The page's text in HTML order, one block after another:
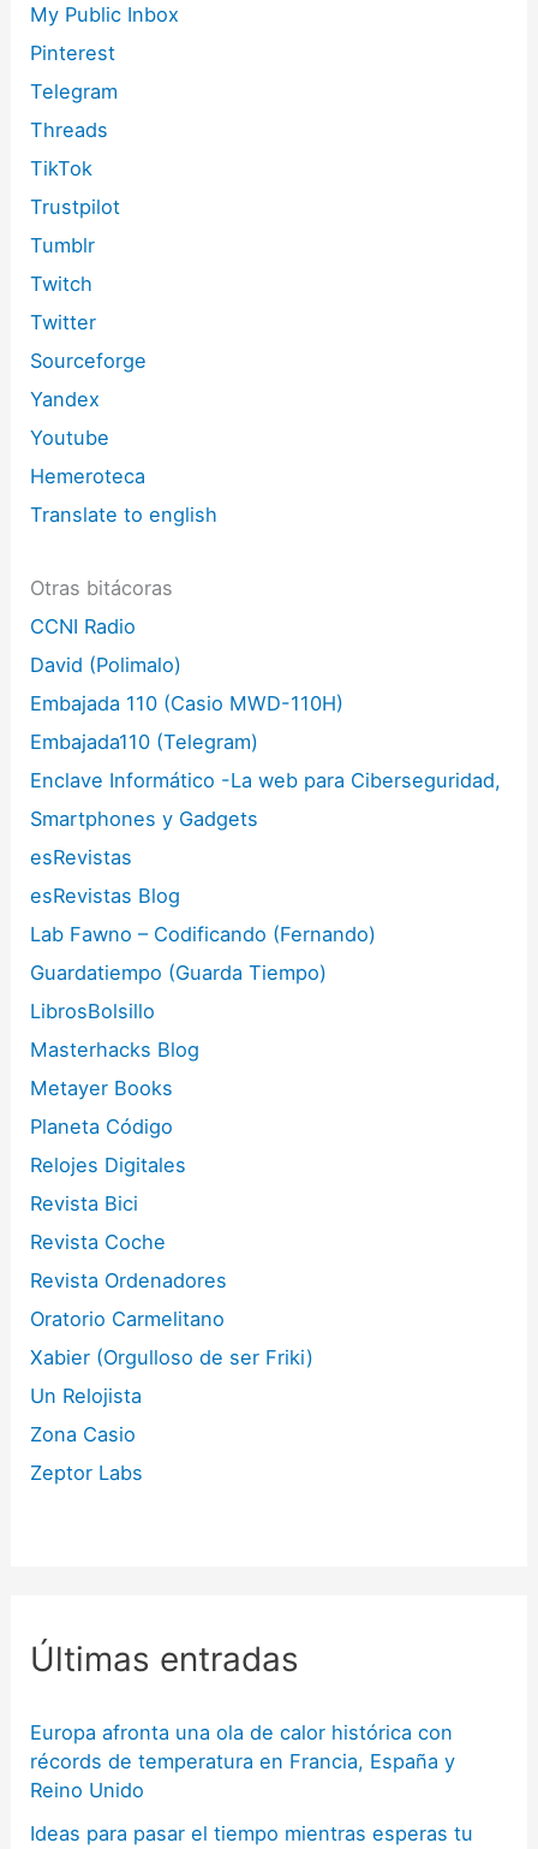
My Public Inbox
Pinterest
Telegram
Threads
TikTok
Trustpilot
Tumblr
Twitch
Twitter
Sourceforge
Yandex
Youtube
Hemeroteca
Translate to english
Otras bitácoras
CCNI Radio
David (Polimalo)
Embajada 110 (Casio MWD-110H)
Embajada110 (Telegram)
Enclave Informático -La web para Ciberseguridad,
Smartphones y Gadgets
esRevistas
esRevistas Blog
Lab Fawno – Codificando (Fernando)
Guardatiempo (Guarda Tiempo)
LibrosBolsillo
Masterhacks Blog
Metayer Books
Planeta Código
Relojes Digitales
Revista Bici
Revista Coche
Revista Ordenadores
Oratorio Carmelitano
Xabier (Orgulloso de ser Friki)
Un Relojista
Zona Casio
Zeptor Labs
Últimas entradas
Europa afronta una ola de calor histórica con
récords de temperatura en Francia, España y
Reino Unido
Ideas para pasar el tiempo mientras esperas tu